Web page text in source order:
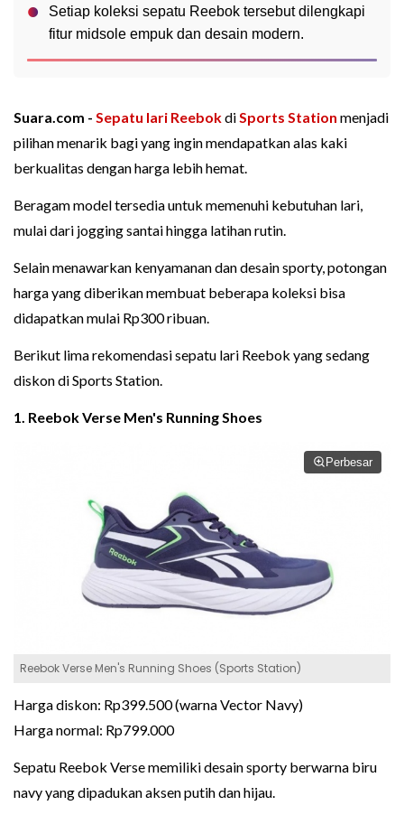
Setiap koleksi sepatu Reebok tersebut dilengkapi
fitur midsole empuk dan desain modern.
Suara.com - Sepatu lari ReebokdiSports Station menjadi
pilihan menarik bagi yang ingin mendapatkan alas kaki
berkualitas dengan harga lebih hemat.
Beragam model tersedia untuk memenuhi kebutuhan lari,
mulai dari jogging santai hingga latihan rutin.
Selain menawarkan kenyamanan dan desain sporty, potongan
harga yang diberikan membuat beberapa koleksi bisa
didapatkan mulai Rp300 ribuan.
Berikut lima rekomendasi sepatu lari Reebok yang sedang
diskon di Sports Station.
1. Reebok Verse Men's Running Shoes
Perbesar
Reebok Verse Men's Running Shoes (Sports Station)
Harga diskon: Rp399.500 (warna Vector Navy)
Harga normal: Rp799.000
Sepatu Reebok Verse memiliki desain sporty berwarna biru
navy yang dipadukan aksen putih dan hijau.